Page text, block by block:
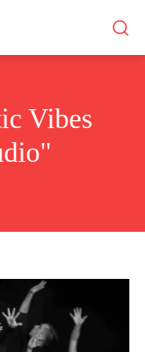
Vibes